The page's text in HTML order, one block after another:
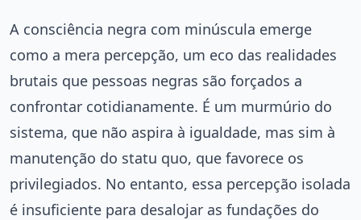
A consciência negra com minúscula emerge
como a mera percepção, um eco das realidades
brutais que pessoas negras são forçados a
confrontar cotidianamente. É um murmúrio do
sistema, que não aspira à igualdade, mas sim à
manutenção do statu quo, que favorece os
privilegiados. No entanto, essa percepção isolada
é insuficiente para desalojar as fundações do